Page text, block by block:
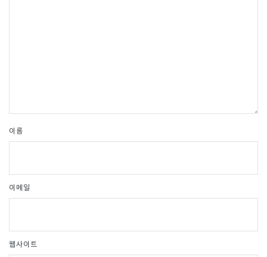
이름
이메일
웹사이트